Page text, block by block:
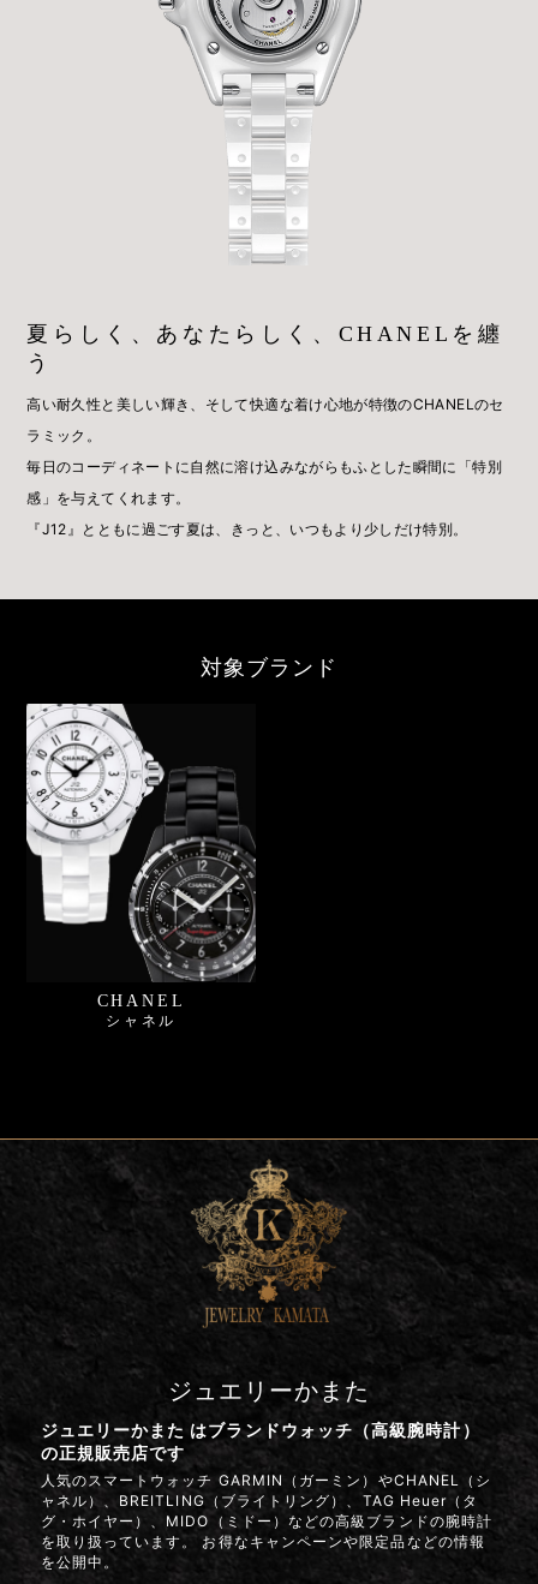
夏らしく、あなたらしく、CHANELを纏
う
高い耐久性と美しい輝き、そして快適な着け心地が特徴のCHANELのセ
ラミック。
毎日のコーディネートに自然に溶け込みながらもふとした瞬間に「特別
感」を与えてくれます。
『J12』とともに過ごす夏は、きっと、いつもより少しだけ特別。
対象ブランド
CHANEL
シャネル
ジュエリーかまた
ジュエリーかまた はブランドウォッチ（高級腕時計）
の正規販売店です
人気のスマートウォッチ GARMIN（ガーミン）やCHANEL（シ
ャネル）、BREITLING（ブライトリング）、TAG Heuer（タ
グ・ホイヤー）、MIDO（ミドー）などの高級ブランドの腕時計
を取り扱っています。 お得なキャンペーンや限定品などの情報
を公開中。